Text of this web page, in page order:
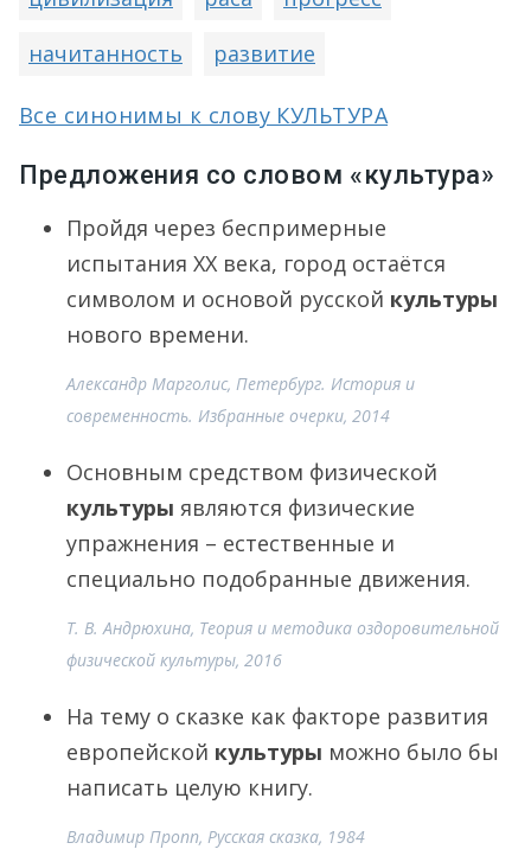
начитанность
развитие
Все синонимы к слову КУЛЬТУРА
Предложения со словом «культура»
Пройдя через беспримерные
испытания XX века, город остаётся
символом и основой русской культуры
нового времени.
Александр Марголис, Петербург. История и
современность. Избранные очерки, 2014
Основным средством физической
культуры являются физические
упражнения – естественные и
специально подобранные движения.
Т. В. Андрюхина, Теория и методика оздоровительной
физической культуры, 2016
На тему о сказке как факторе развития
европейской культуры можно было бы
написать целую книгу.
Владимир Пропп, Русская сказка, 1984